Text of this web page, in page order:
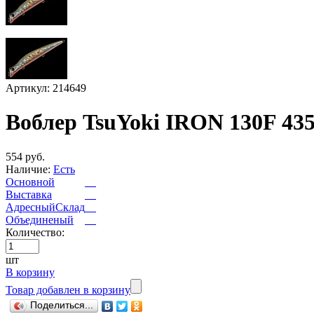
Артикул: 214649
Воблер TsuYoki IRON 130F
554 руб.
Наличие: Есть
Основной
Выставка
АдресныйСклад
Объединеный
Количество:
шт
В корзину
Товар добавлен в корзину
Поделиться...